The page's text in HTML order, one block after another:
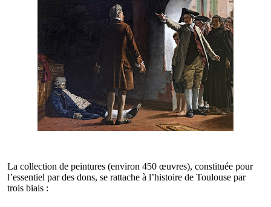
La collection de peintures (environ 450 œuvres), constituée pour
l’essentiel par des dons, se rattache à l’histoire de Toulouse par
trois biais :